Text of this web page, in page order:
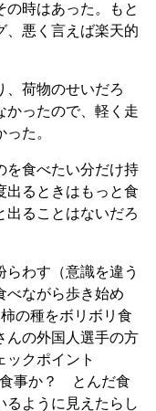
の時はあった。もと
、悪く言えば楽天的
荷物のせいだろ
かったので、軽く走
た。
食べたい分だけ持
出るときはもっと食
出ることはないだろ
わす（意識を違う
べながら歩き始め
の種をボリボリ食
んの外国人選手の方
ックポイント
食事か？ とんだ食
るように見えたらし